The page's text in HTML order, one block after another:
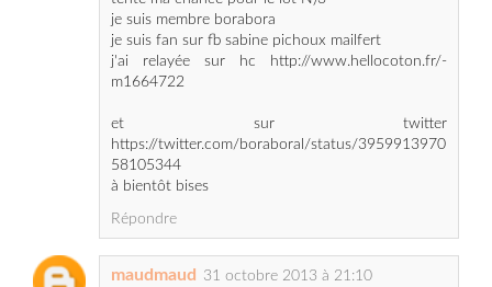
m1664722
et sur twitter
https://twitter.com/boraboral/status/3959913970
à bientôt bises
Répondre
Bonsoir,
Je souhaite participer!
Je suis membre du blog (maudmaud) et je te suis